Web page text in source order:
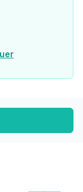
€ 28,97, Gas € 84,67
= € 460.000,-